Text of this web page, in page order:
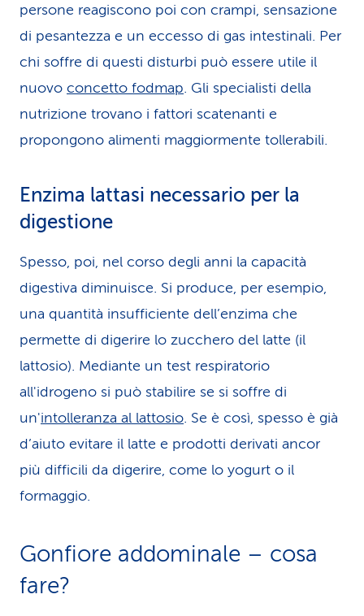
persone reagiscono poi con crampi, sensazione
di pesantezza e un eccesso di gas intestinali. Per
chi soffre di questi disturbi può essere utile il
nuovo concetto fodmap. Gli specialisti della
nutrizione trovano i fattori scatenanti e
propongono alimenti maggiormente tollerabili.
Enzima lattasi necessario per la
digestione
Spesso, poi, nel corso degli anni la capacità
digestiva diminuisce. Si produce, per esempio,
una quantità insufficiente dell’enzima che
permette di digerire lo zucchero del latte (il
lattosio). Mediante un test respiratorio
all'idrogeno si può stabilire se si soffre di
un'intolleranza al lattosio. Se è così, spesso è già
d’aiuto evitare il latte e prodotti derivati ancor
più difficili da digerire, come lo yogurt o il
formaggio.
Gonfiore addominale – cosa
fare?